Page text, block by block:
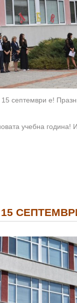
септември е!
учебна